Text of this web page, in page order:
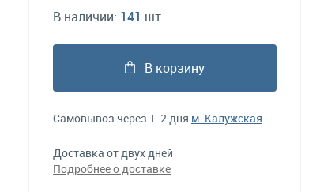
В наличии: 141 шт
В корзину
Самовывоз через 1-2 дня м. Калужская
Доставка от двух дней
Подробнее о доставке